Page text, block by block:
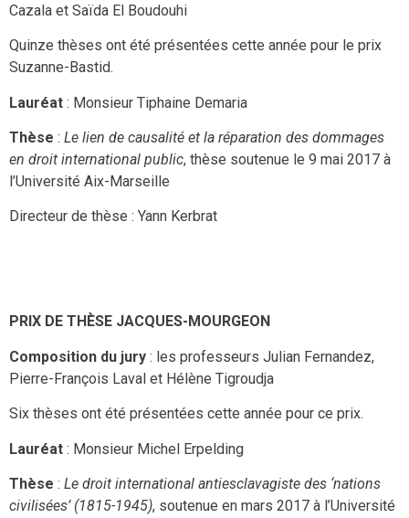
Cazala et Saïda El Boudouhi
Quinze thèses ont été présentées cette année pour le prix
Suzanne-Bastid.
Lauréat : Monsieur Tiphaine Demaria
Thèse : Le lien de causalité et la réparation des dommages
en droit international public, thèse soutenue le 9 mai 2017 à
l’Université Aix-Marseille
Directeur de thèse : Yann Kerbrat
PRIX DE THÈSE JACQUES-MOURGEON
Composition du jury : les professeurs Julian Fernandez,
Pierre-François Laval et Hélène Tigroudja
Six thèses ont été présentées cette année pour ce prix.
Lauréat : Monsieur Michel Erpelding
Thèse : Le droit international antiesclavagiste des ‘nations
civilisées’ (1815-1945), soutenue en mars 2017 à l’Université